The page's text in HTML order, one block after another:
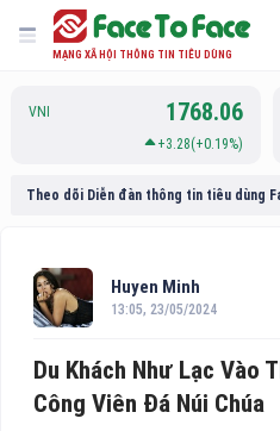
MẠNG XÃ HỘI THÔNG TIN TIÊU DÙNG
VNI 1768.06
+3.28(+0.19%)
Theo dõi Diễn đàn thông tin tiêu dùng
Huyen Minh
13:05, 23/05/2024
Du Khách Như Lạc Vào
Công Viên Đá Núi Chúa